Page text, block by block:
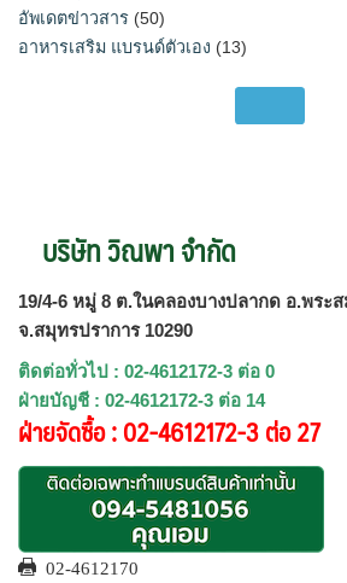
อัพเดตข่าวสาร (50)
อาหารเสริม แบรนด์ตัวเอง (13)
บริษัท วิณพา จำกัด
19/4-6 หมู่ 8 ต.ในคลองบางปลากด อ.พระ
จ.สมุทรปราการ 10290
ติดต่อทั่วไป : 02-4612172-3 ต่อ 0
ฝ่ายบัญชี : 02-4612172-3 ต่อ 14
ฝ่ายจัดซื้อ : 02-4612172-3 ต่อ 27
02-4612170